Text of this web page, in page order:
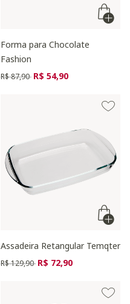
Forma para Chocolate
Fashion
Preço reduzido de
R$ 87,90 para
R$ 54,90
Assadeira Retangular Temqter
Preço reduzido de
R$ 129,90 para
R$ 72,90